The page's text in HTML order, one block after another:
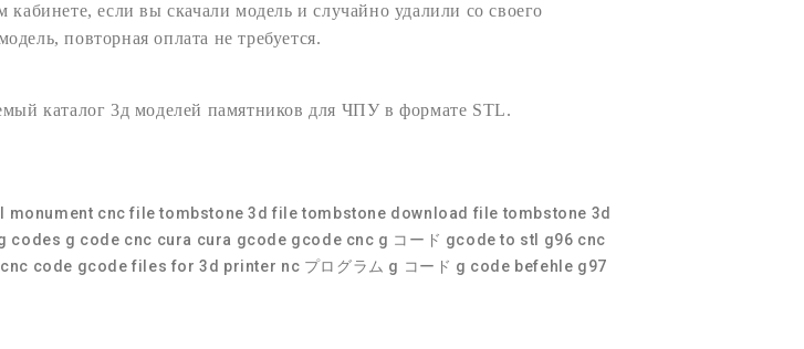
если вы скачали модель и случайно удалили со своего
, повторная оплата не требуется.
каталог 3д моделей памятников для ЧПУ в формате STL.
monument cnc file tombstone 3d file tombstone download file tombstone 3d
codes g code cnc cura cura gcode gcode cnc g コード gcode to stl
g96 cnc
code gcode files for 3d printer nc プログラム g コード g code befehle g97